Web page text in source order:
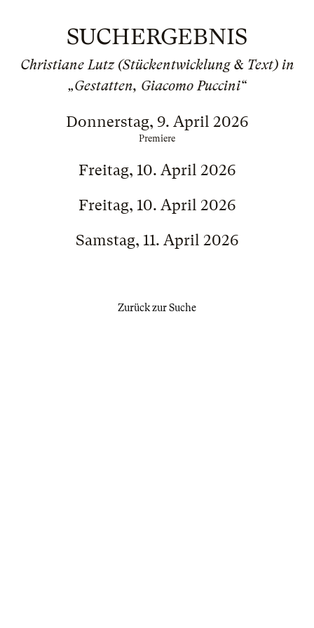
SUCHERGEBNIS
Christiane Lutz (Stückentwicklung & Text) in
„Gestatten, Giacomo Puccini“
Donnerstag, 9. April 2026
Premiere
Freitag, 10. April 2026
Freitag, 10. April 2026
Samstag, 11. April 2026
Zurück zur Suche